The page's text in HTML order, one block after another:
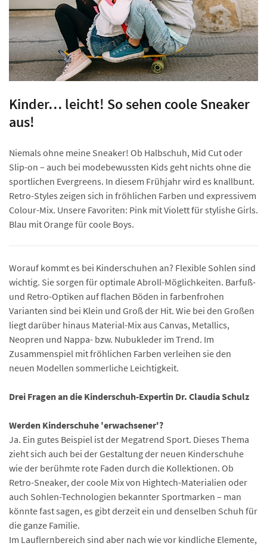
Kinder… leicht! So sehen coole Sneaker
aus!
Niemals ohne meine Sneaker! Ob Halbschuh, Mid Cut oder
Slip-on – auch bei modebewussten Kids geht nichts ohne die
sportlichen Evergreens. In diesem Frühjahr wird es knallbunt.
Retro-Styles zeigen sich in fröhlichen Farben und expressivem
Colour-Mix. Unsere Favoriten: Pink mit Violett für stylishe Girls.
Blau mit Orange für coole Boys.
Worauf kommt es bei Kinderschuhen an? Flexible Sohlen sind
wichtig. Sie sorgen für optimale Abroll-Möglichkeiten. Barfuß-
und Retro-Optiken auf flachen Böden in farbenfrohen
Varianten sind bei Klein und Groß der Hit. Wie bei den Großen
liegt darüber hinaus Material-Mix aus Canvas, Metallics,
Neopren und Nappa- bzw. Nubukleder im Trend. Im
Zusammenspiel mit fröhlichen Farben verleihen sie den
neuen Modellen sommerliche Leichtigkeit.
Drei Fragen an die Kinderschuh-Expertin Dr. Claudia Schulz
Werden Kinderschuhe 'erwachsener'?
Ja. Ein gutes Beispiel ist der Megatrend Sport. Dieses Thema
zieht sich auch bei der Gestaltung der neuen Kinderschuhe
wie der berühmte rote Faden durch die Kollektionen. Ob
Retro-Sneaker, der coole Mix von Hightech-Materialien oder
auch Sohlen-Technologien bekannter Sportmarken – man
könnte fast sagen, es gibt derzeit ein und denselben Schuh für
die ganze Familie.
Im Lauflernbereich sind aber nach wie vor kindliche Elemente,